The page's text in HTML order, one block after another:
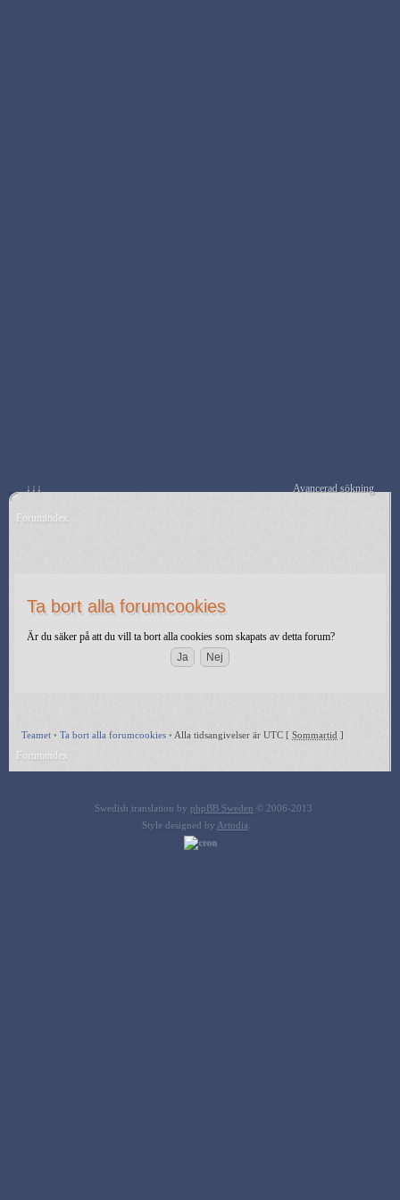
↓↓↓ Avancerad sökning
Forumindex
Ta bort alla forumcookies
Är du säker på att du vill ta bort alla cookies som skapats av detta forum?
Teamet • Ta bort alla forumcookies • Alla tidsangivelser är UTC [ Sommartid ]
Forumindex
Swedish translation by phpBB Sweden © 2006-2013
Style designed by Artodia